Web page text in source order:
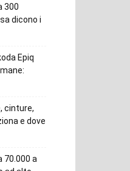
300
dicono i
Epiq
cinture,
e dove
70.000 a